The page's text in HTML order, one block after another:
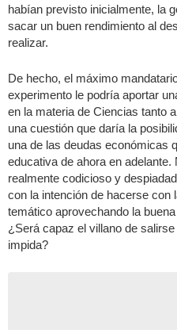
habían previsto inicialmente, la
sacar un buen rendimiento al
realizar.
De hecho, el máximo
experimento le podría aportar
en la materia de Ciencias tanto
una cuestión que daría la
una de las deudas económicas
educativa de ahora en adelante.
realmente codicioso y
con la intención de hacerse con
temático aprovechando la
¿Será capaz el villano de
impida?